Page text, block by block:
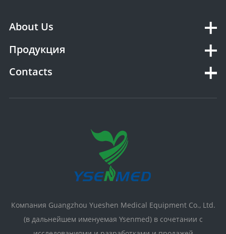
About Us
Продукция
Contacts
Компания Guangzhou Yueshen Medical Equipment Co., Ltd.
(в дальнейшем именуемая Ysenmed) в сочетании с